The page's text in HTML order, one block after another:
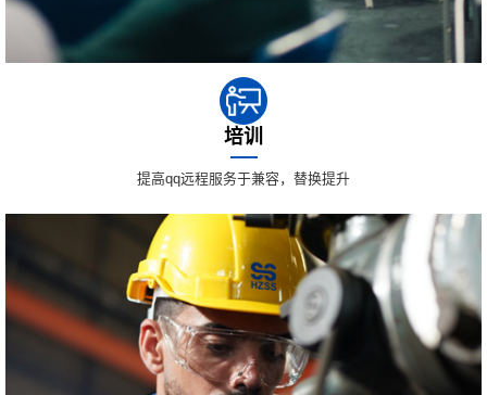
培训
提高qq远程服务于兼容，替换提升